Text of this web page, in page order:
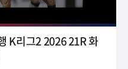
K리그2 2026 21R 화